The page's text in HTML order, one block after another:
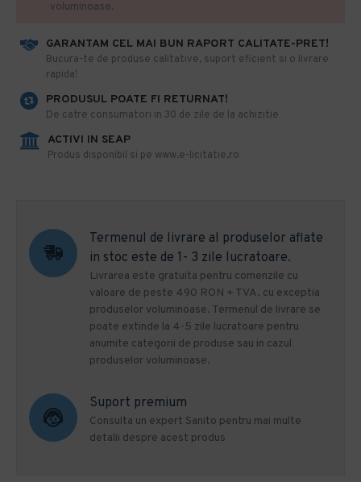
GARANTAM CEL MAI BUN RAPORT CALITATE-PRET!
​Bucura-te de produse calitative, suport eficient si o livrare
rapida!
PRODUSUL POATE FI RETURNAT!
De catre consumatori in 30 de zile de la achizitie
ACTIVI IN SEAP
Produs disponibil si pe www.e-licitatie.ro
voluminoase.
Termenul de livrare al produselor aflate
in stoc este de 1- 3 zile lucratoare.
Livrarea este gratuita pentru comenzile cu
valoare de peste 490 RON + TVA, cu exceptia
produselor voluminoase. Termenul de livrare se
poate extinde la 4-5 zile lucratoare pentru
anumite categorii de produse sau in cazul
produselor voluminoase.
Suport premium
Consulta un expert Sanito pentru mai multe
detalii despre acest produs